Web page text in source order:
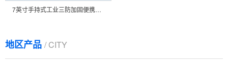
7英寸手持式工业三防加固便携笔记本平板电脑支持Win10系统ip67 DTZ-I0708E
地区产品 / CITY